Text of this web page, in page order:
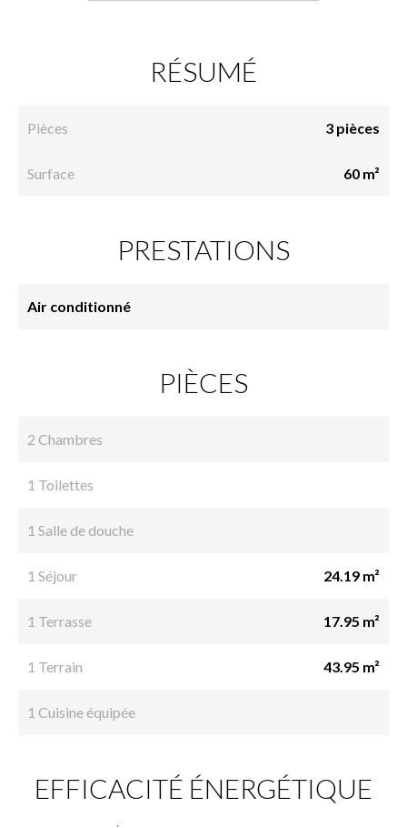
RÉSUMÉ
Pièces 3 pièces
Surface 60 m²
PRESTATIONS
Air conditionné
PIÈCES
2 Chambres
1 Toilettes
1 Salle de douche
1 Séjour 24.19 m²
1 Terrasse 17.95 m²
1 Terrain 43.95 m²
1 Cuisine équipée
EFFICACITÉ ÉNERGÉTIQUE